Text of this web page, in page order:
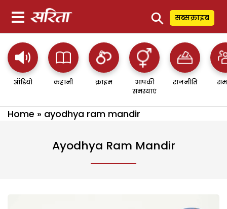
⚲ सब्सक्राइब
ऑडियो कहानी क्राइम
आपकी
समस्याएं
राजनीति
Home » ayodhya ram mandir
Ayodhya Ram Mandir